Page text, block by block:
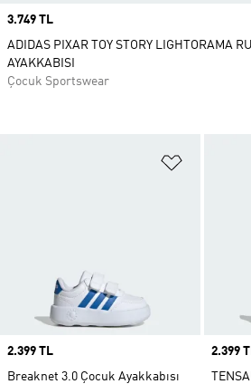
Price
2.399 TL
Breaknet 3.0 Çocuk Ayakkabısı
Price
2.399
Price
3.749 TL
ADIDAS PIXAR TOY STORY LIGHTORAMA
AYAKKABISI
Çocuk Sportswear